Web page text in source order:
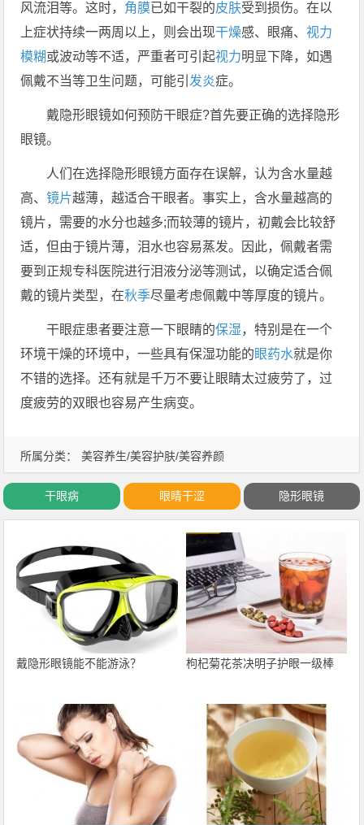
所属分类： 美容养生/美容护肤/美容养颜
风流泪等。这时， 角膜已如干裂的皮肤受到损伤。在以
上症状持续一两周以上，则会出现干燥感、眼痛、 视力
模糊或波动等不适，严重者可引起视力明显下降，如遇
佩戴不当等卫生问题，可能引 发炎症。
戴隐形眼镜如何预防干眼症?首先要正确的选择隐形
眼镜。
人们在选择隐形眼镜方面存在误解，认为含水量越
高、镜片越薄，越适合干眼者。事实上，含水量越高的
镜片，需要的水分也越多;而较薄的镜片，初戴会比较舒
适，但由于镜片薄，泪水也容易蒸发。因此，佩戴者需
要到正规专科医院进行泪液分泌等测试，以确定适合佩
戴的镜片类型，在秋季尽量考虑佩戴中等厚度的镜片。
干眼症患者要注意一下眼睛的保湿，特别是在一个
环境干燥的环境中，一些具有保湿功能的眼药水就是你
不错的选择。还有就是千万不要让眼睛太过疲劳了，过
度疲劳的双眼也容易产生病变。
干眼病 眼睛干涩 隐形眼镜
戴隐形眼镜能不能游泳？ 枸杞菊花茶决明子护眼一级棒